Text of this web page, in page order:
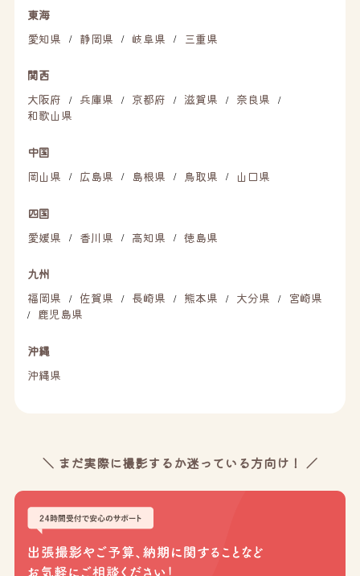
東海
愛知県
/ 静岡県 / 岐阜県 / 三重県
関西
大阪府
/ 兵庫県 / 京都府 / 滋賀県 / 奈良県 /
和歌山県
中国
岡山県
/ 広島県 / 島根県 / 鳥取県 / 山口県
四国
愛媛県
/ 香川県 / 高知県 / 徳島県
九州
福岡県
/ 佐賀県 / 長崎県 / 熊本県 / 大分県 / 宮崎県
/ 鹿児島県
沖縄
沖縄県
＼ まだ実際に撮影するか迷っている方向け！ ／